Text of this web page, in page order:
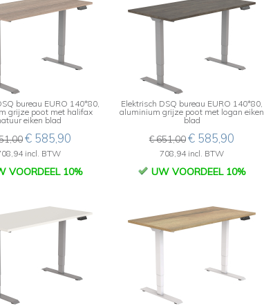
bureau EURO 140*80,
grijze poot met halifax
eiken blad
€ 585,90
incl. BTW
VOORDEEL 10%
Elektrisch DSQ bureau EURO 140*80,
aluminium grijze poot met logan eiken
blad
€ 651,00€ 585,90
708,94 incl. BTW
UW VOORDEEL 10%